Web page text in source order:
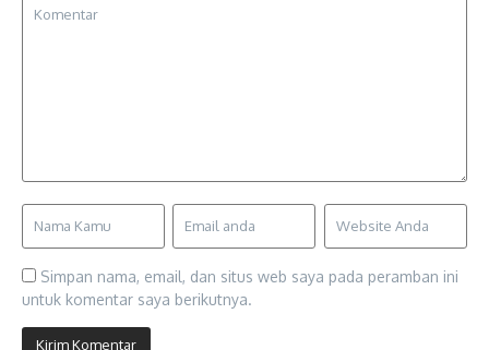
Simpan nama, email, dan situs web saya pada peramban ini
untuk komentar saya berikutnya.